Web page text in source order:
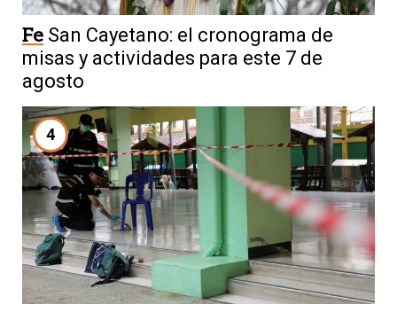
Fe San Cayetano: el cronograma de
misas y actividades para este 7 de
agosto
4